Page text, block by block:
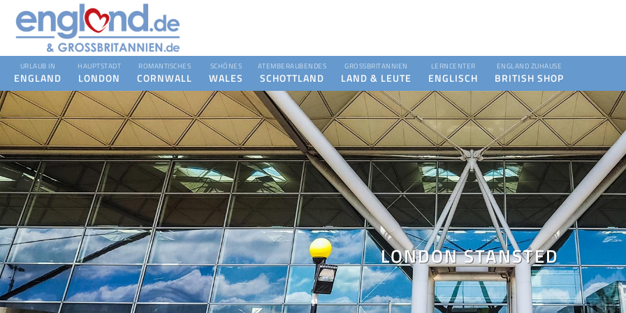
URLAUB IN
ENGLAND
HAUPTSTADT
LONDON
ROMANTISCHES
CORNWALL
SCHÖNES
WALES
ATEMBERAUBENDES
SCHOTTLAND
GROSSBRITANNIEN
LAND & LEUTE
LERNCENTER
ENGLISCH
ENGLAND ZUHAUSE
BRITISH SHOP
LONDON STANSTED